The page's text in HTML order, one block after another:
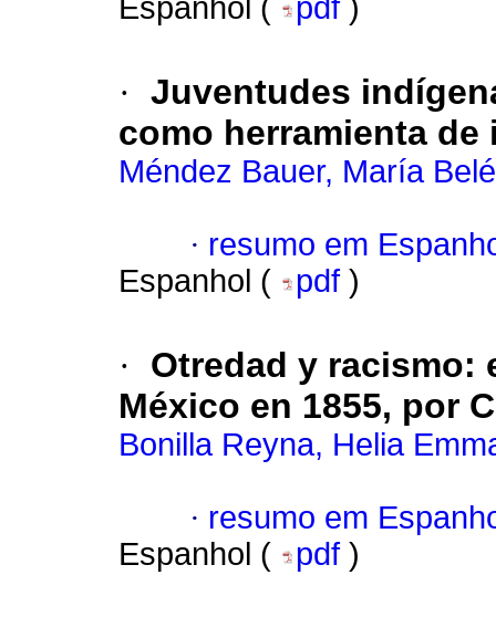
Espanhol ( pdf )
· Juventudes
como herramienta
Méndez Bauer, María
· resumo em
Espanhol (
pdf )
·
Otredad y racismo:
México en 1855, por
Bonilla Reyna, Helia
· resumo em
Espanhol (
pdf )